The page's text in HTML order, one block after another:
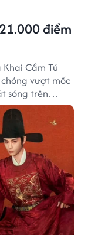
điểm
Cẩm Tú
vượt mốc
sóng trên